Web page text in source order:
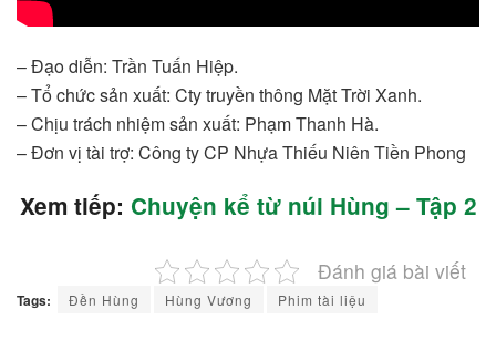
– Đạo diễn: Trần Tuấn Hiệp.
– Tổ chức sản xuất: Cty truyền thông Mặt Trời Xanh.
– Chịu trách nhiệm sản xuất: Phạm Thanh Hà.
– Đơn vị tài trợ: Công ty CP Nhựa Thiếu Niên Tiền Phong
Xem tiếp: Chuyện kể từ núi Hùng – Tập 2
Đánh giá bài viết
Tags: Đền Hùng Hùng Vương Phim tài liệu